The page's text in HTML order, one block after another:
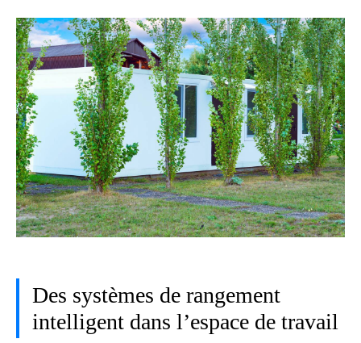
Des systèmes de rangement
intelligent dans l’espace de travail